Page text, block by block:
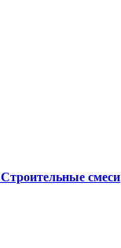
Строительные смеси